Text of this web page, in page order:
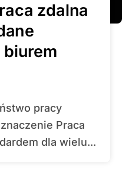
zdalna
Praca
dla wielu...